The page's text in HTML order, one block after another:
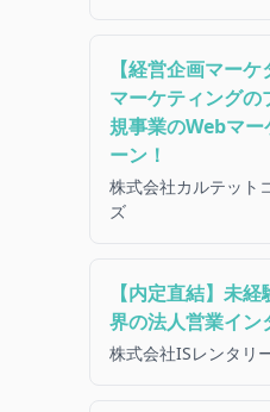
【経営企画マーケ
マーケティング
規事業のWebマ
ーン！
株式会社カルテット
ズ
【内定直結】未
界の法人営業イン
株式会社ISレンタリ